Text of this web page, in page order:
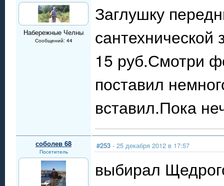
Набережные Челны
Сообщений: 44
Заглушку
15 руб.Смотри
поставил
вставил.Пока
соболев 68
Посетитель
#253 - 25 декабря 2012 в 17:57
выбирал